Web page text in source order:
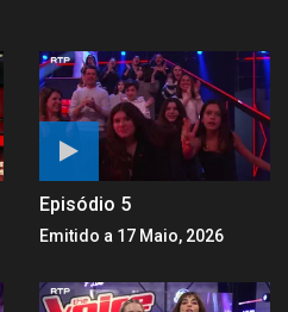
Episódio 5
Emitido a 17 Maio, 2026